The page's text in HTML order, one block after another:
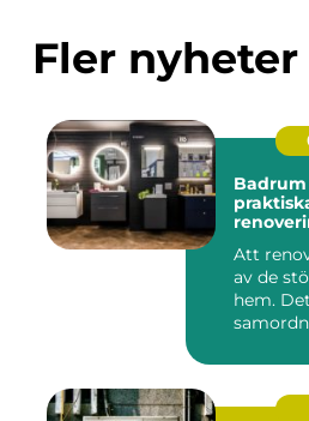
Fler nyheter
Att
av de
hem.